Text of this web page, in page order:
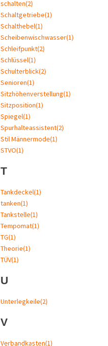
schalten(2)
Schaltgetriebe(1)
Schalthebel(1)
Scheibenwischwasser(1)
Schleifpunkt(2)
Schlüssel(1)
Schulterblick(2)
Senioren(1)
Sitzhöhenverstellung(1)
Sitzposition(1)
Spiegel(1)
Spurhalteassistent(2)
Stil Männermode(1)
STVO(1)
T
Tankdeckel(1)
tanken(1)
Tankstelle(1)
Tempomat(1)
TG(1)
Theorie(1)
TÜV(1)
U
Unterlegkeile(2)
V
Verbandkasten(1)